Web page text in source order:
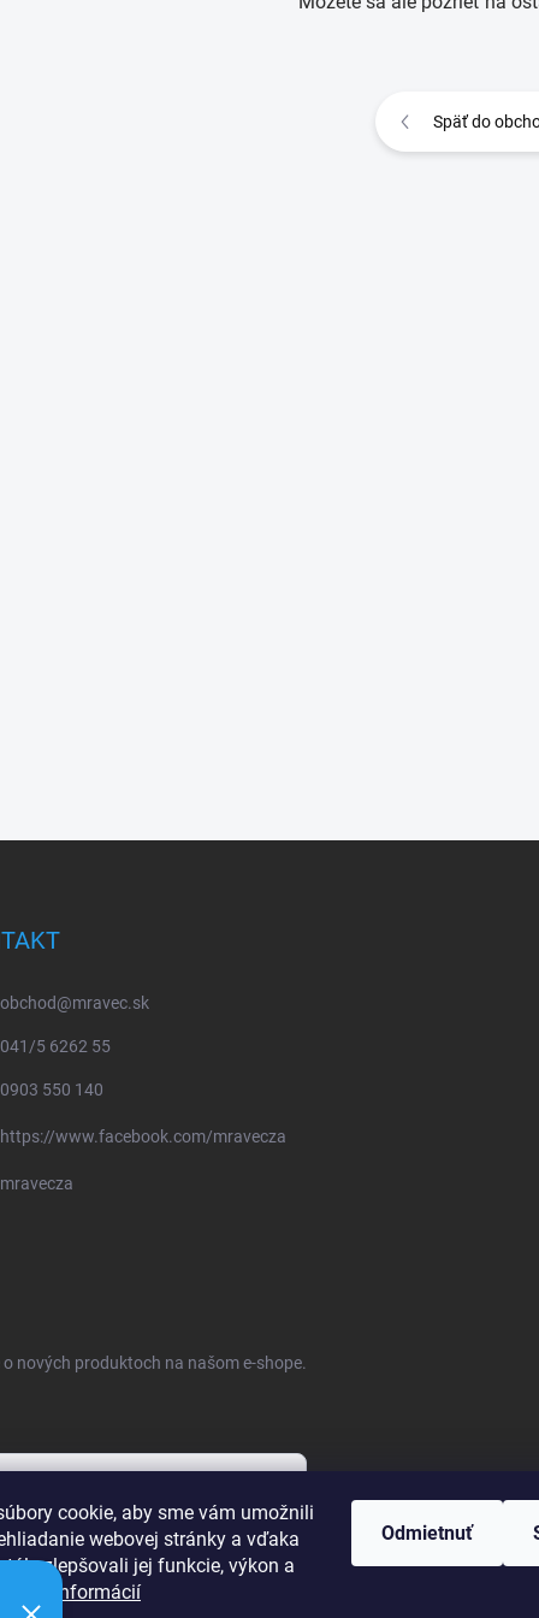
cookie, aby sme vám umožnili
webovej stránky a vďaka
zlepšovali jej funkcie, výkon a
Viac informácií
Odmietnuť
Späť do
obchod@mravec.sk
041/5 6262 55
0903 550 140
https://www.facebook.com/mravecza
mravecza
nových produktoch na našom e-shope.
údajov